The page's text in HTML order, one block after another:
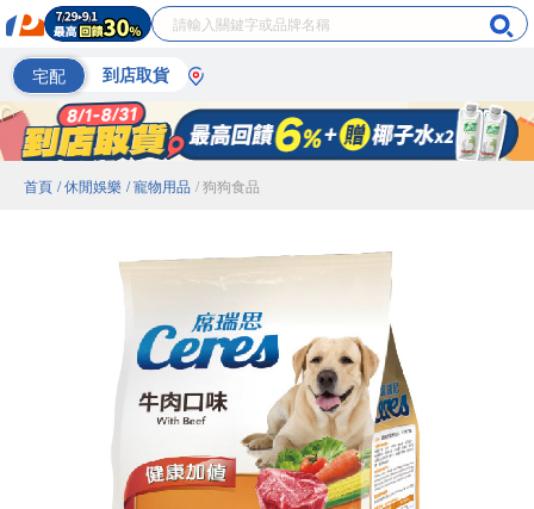
宅配 到店取貨
首頁 / 休閒娛樂 / 寵物用品 / 狗狗食品